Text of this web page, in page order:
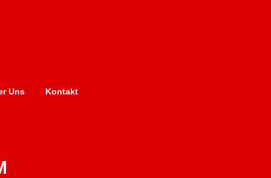
Uns Kontakt